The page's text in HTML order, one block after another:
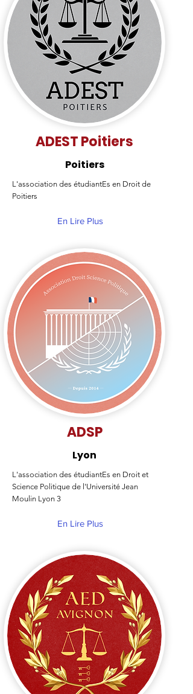
ADEST Poitiers
Poitiers
L'association des étudiantEs en Droit de
Poitiers
En Lire Plus
ADSP
Lyon
L'association des étudiantEs en Droit et
Science Politique de l'Université Jean
Moulin Lyon 3
En Lire Plus